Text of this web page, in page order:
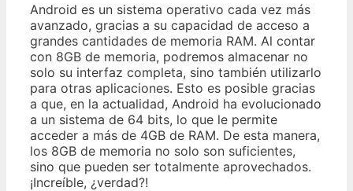
Android es un sistema operativo cada vez más
avanzado, gracias a su capacidad de acceso a
grandes cantidades de memoria RAM. Al contar
con 8GB de memoria, podremos almacenar no
solo su interfaz completa, sino también utilizarlo
para otras aplicaciones. Esto es posible gracias
a que, en la actualidad, Android ha evolucionado
a un sistema de 64 bits, lo que le permite
acceder a más de 4GB de RAM. De esta manera,
los 8GB de memoria no solo son suficientes,
sino que pueden ser totalmente aprovechados.
¡Increíble, ¿verdad?!